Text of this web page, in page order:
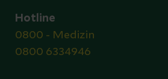
Hotline
0800 - Medizin
0800 6334946